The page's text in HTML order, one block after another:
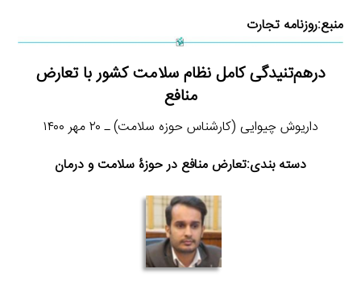
منبع:روزنامه تجارت
درهم‌تنیدگی کامل نظام سلامت کشور با تعارض
منافع
داریوش چیوایی (کارشناس حوزه سلامت) ـ ۲۰ مهر ۱۴۰۰
دسته بندی:تعارض منافع در حوزۀ سلامت و درمان